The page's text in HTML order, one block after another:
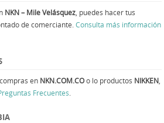
NKN – Mile Velásquez , puedes hacer tus
de comerciante. Consulta más información
en NKN.COM.COo lo productos NIKKEN
Frecuentes